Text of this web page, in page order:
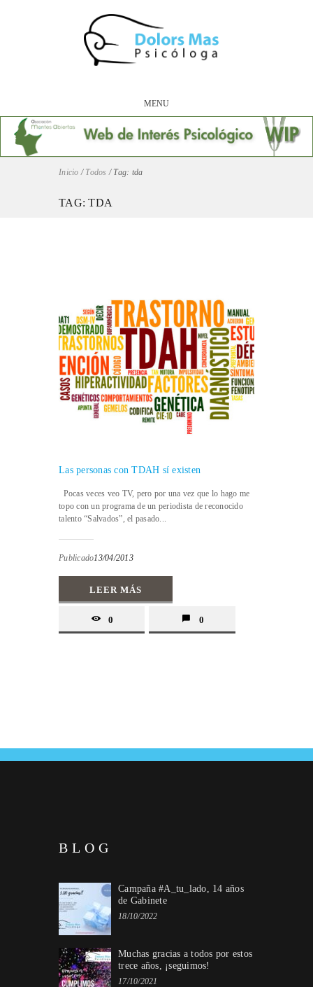
MENU
Inicio / Todos / Tag: tda
TAG: TDA
Las personas con TDAH sí existen
Pocas veces veo TV, pero por una vez que lo hago me
topo con un programa de un periodista de reconocido
talento “Salvados”, el pasado...
Publicado13/04/2013
LEER MÁS
0 0
BLOG
Campaña #A_tu_lado, 14 años
de Gabinete
18/10/2022
Muchas gracias a todos por estos
trece años, ¡seguimos!
17/10/2021